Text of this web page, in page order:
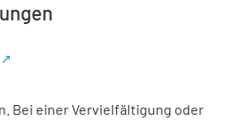
Bei einer Vervielfältigung oder